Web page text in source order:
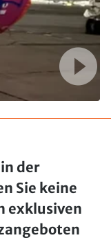
der
Sie keine
exklusiven